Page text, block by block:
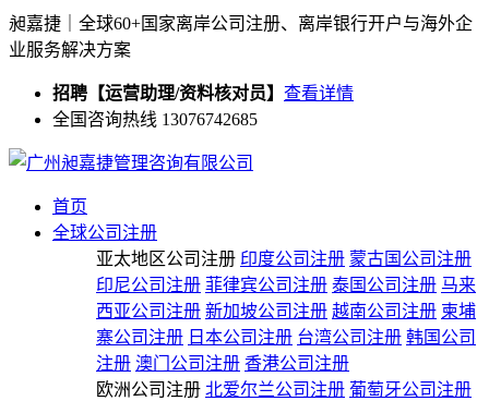
昶嘉捷｜全球60+国家离岸公司注册、离岸银行开户与海外企
业服务解决方案
招聘【运营助理/资料核对员】 查看详情
全国咨询热线 13076742685
首页
全球公司注册
亚太地区公司注册 印度公司注册 蒙古国公司注册
印尼公司注册 菲律宾公司注册 泰国公司注册 马来
西亚公司注册 新加坡公司注册 越南公司注册 柬埔
寨公司注册 日本公司注册 台湾公司注册 韩国公司
注册 澳门公司注册 香港公司注册
欧洲公司注册 北爱尔兰公司注册 葡萄牙公司注册